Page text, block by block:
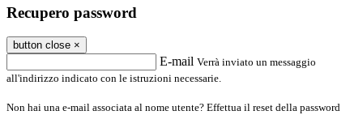
Recupero password
button close ×
E-mail Verrà inviato un messaggio
all'indirizzo indicato con le istruzioni necessarie.
Non hai una e-mail associata al nome utente? Effettua il reset della password